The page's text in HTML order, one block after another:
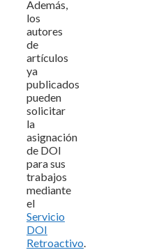
Además,
los
autores
de
artículos
ya
publicados
pueden
solicitar
la
asignación
de DOI
para sus
trabajos
mediante
el
Servicio
DOI
Retroactivo.